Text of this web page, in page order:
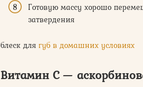
Готовую массу хорошо
затвердения
блеск для губ в домашних условиях
Витамин С —